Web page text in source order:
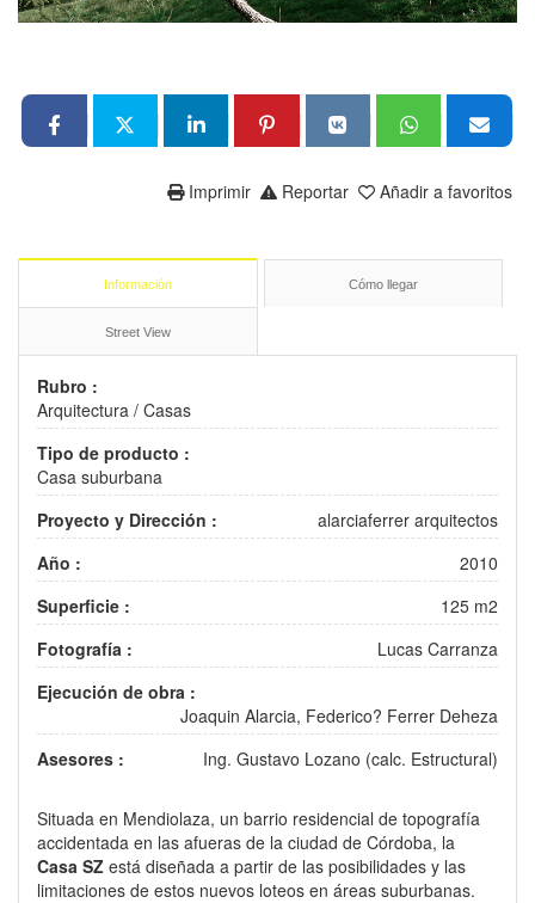
Añadir a favoritos
Reportar
Imprimir
Información Cómo llegar
Street View
Rubro :
Arquitectura / Casas
Tipo de producto :
Casa suburbana
Proyecto y Dirección :
alarciaferrer arquitectos
Año :
2010
Superficie :
125 m2
Fotografía :
Lucas Carranza
Ejecución de obra :
Joaquin Alarcia, Federico? Ferrer Deheza
Asesores :
Ing. Gustavo Lozano (calc. Estructural)
Situada en Mendiolaza, un barrio residencial de topografía
accidentada en las afueras de la ciudad de Córdoba, la
Casa SZ está diseñada a partir de las posibilidades y las
limitaciones de estos nuevos loteos en áreas suburbanas.